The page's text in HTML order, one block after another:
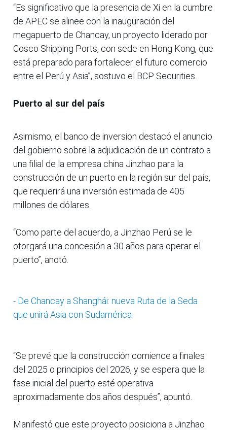
“Es significativo que la presencia de Xi en la cumbre
de APEC se alinee con la inauguración del
megapuerto de Chancay, un proyecto liderado por
Cosco Shipping Ports, con sede en Hong Kong, que
está preparado para fortalecer el futuro comercio
entre el Perú y Asia”, sostuvo el BCP Securities.
Puerto al sur del país
Asimismo, el banco de inversion destacó el anuncio
del gobierno sobre la adjudicación de un contrato a
una filial de la empresa china Jinzhao para la
construcción de un puerto en la región sur del país,
que requerirá una inversión estimada de 405
millones de dólares.
“Como parte del acuerdo, a Jinzhao Perú se le
otorgará una concesión a 30 años para operar el
puerto”, anotó.
- De Chancay a Shanghái: nueva Ruta de la Seda
que unirá Asia con Sudamérica
“Se prevé que la construcción comience a finales
del 2025 o principios del 2026, y se espera que la
fase inicial del puerto esté operativa
aproximadamente dos años después”, apuntó.
Manifestó que este proyecto posiciona a Jinzhao